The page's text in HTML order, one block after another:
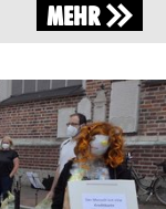
MEHR